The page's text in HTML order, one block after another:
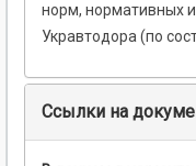
норм, нормативных
Укравтодора (по
Ссылки на